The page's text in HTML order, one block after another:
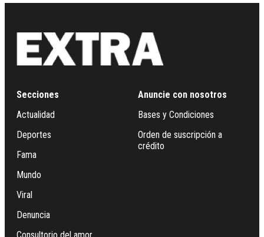
Secciones
Actualidad
Deportes
Fama
Mundo
Viral
Denuncia
Anuncie con nosotros
Bases y Condiciones
Orden de suscripción a
crédito